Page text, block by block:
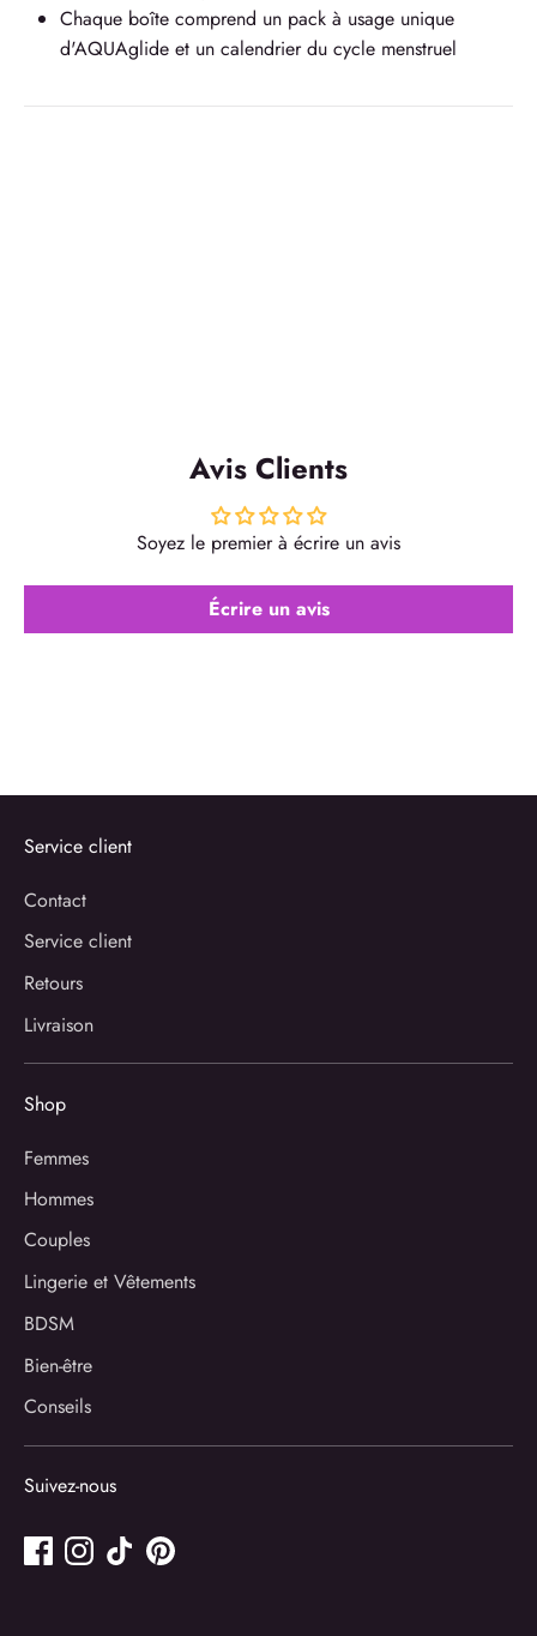
Chaque boîte comprend un pack à usage unique
d'AQUAglide et un calendrier du cycle menstruel
Avis Clients
Soyez le premier à écrire un avis
Écrire un avis
Service client
Contact
Service client
Retours
Livraison
Shop
Femmes
Hommes
Couples
Lingerie et Vêtements
BDSM
Bien-être
Conseils
Suivez-nous